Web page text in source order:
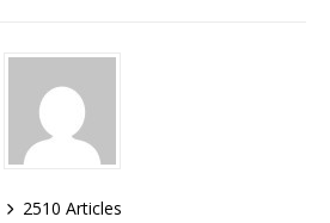
2510 Articles